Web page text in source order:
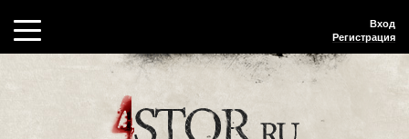
Вход
Регистрация